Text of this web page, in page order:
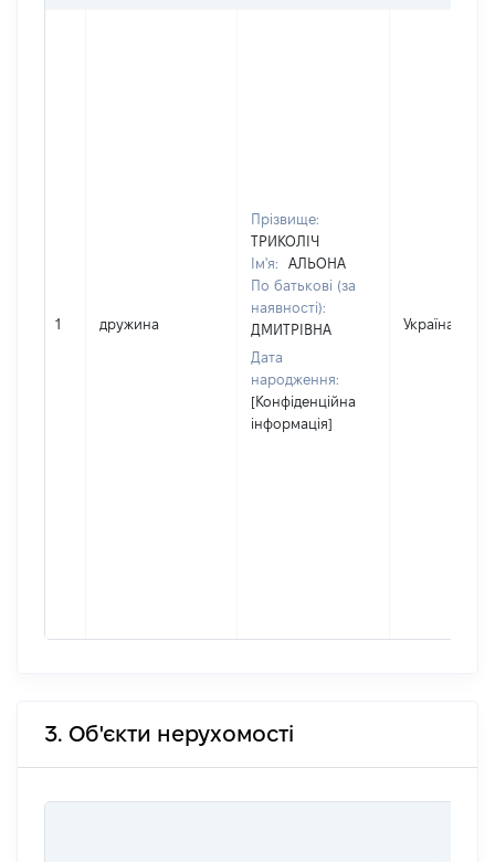
1 дружина
Прізвище:
ТРИКОЛІЧ
Ім'я:
АЛЬОНА
По батькові (за
наявності):
ДМИТРІВНА
Дата
народження:
[Конфіденційна
інформація]
Україна
3. Об'єкти нерухомості